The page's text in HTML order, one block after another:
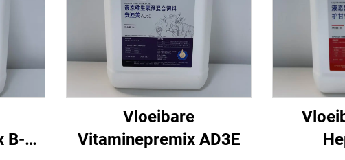
B-
Vloeibare
Vitaminepremix AD3E